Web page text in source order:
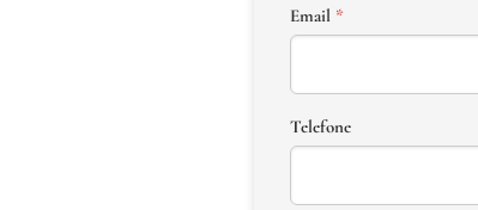
Email *
Telefone